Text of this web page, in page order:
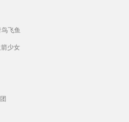
飞鱼
少女